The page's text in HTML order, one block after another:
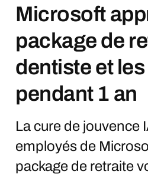
Microsoft
package de
dentiste et
pendant 1 an
La cure de jouvence
employés de
package de retraite